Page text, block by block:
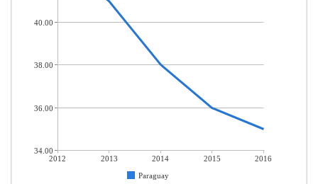
2012 2013 2014 2015
2016
Paraguay
40.00
38.00
36.00
34.00